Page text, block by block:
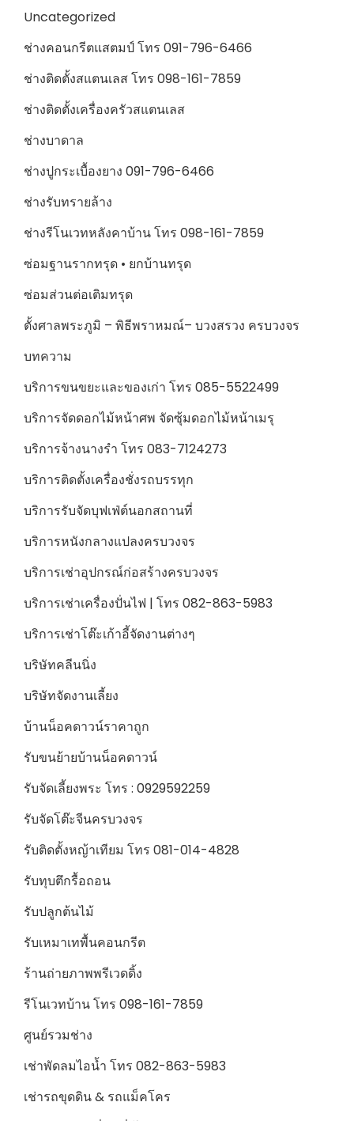
Uncategorized
ช่างคอนกรีตแสตมป์ โทร 091-796-6466
ช่างติดตั้งสแตนเลส โทร 098-161-7859
ช่างติดตั้งเครื่องครัวสแตนเลส
ช่างบาดาล
ช่างปูกระเบื้องยาง 091-796-6466
ช่างรับทรายล้าง
ช่างรีโนเวทหลังคาบ้าน โทร 098-161-7859
ซ่อมฐานรากทรุด • ยกบ้านทรุด
ซ่อมส่วนต่อเติมทรุด
ตั้งศาลพระภูมิ – พิธีพราหมณ์– บวงสรวง ครบวงจร
บทความ
บริการขนขยะและของเก่า โทร 085-5522499
บริการจัดดอกไม้หน้าศพ จัดซุ้มดอกไม้หน้าเมรุ
บริการจ้างนางรำ โทร 083-7124273
บริการติดตั้งเครื่องชั่งรถบรรทุก
บริการรับจัดบุฟเฟ่ต์นอกสถานที่
บริการหนังกลางแปลงครบวงจร
บริการเช่าอุปกรณ์ก่อสร้างครบวงจร
บริการเช่าเครื่องปั่นไฟ | โทร 082-863-5983
บริการเช่าโต๊ะเก้าอี้จัดงานต่างๆ
บริษัทคลีนนิ่ง
บริษัทจัดงานเลี้ยง
บ้านน็อคดาวน์ราคาถูก
รับขนย้ายบ้านน็อคดาวน์
รับจัดเลี้ยงพระ โทร : 0929592259
รับจัดโต๊ะจีนครบวงจร
รับติดตั้งหญ้าเทียม โทร 081-014-4828
รับทุบตึกรื้อถอน
รับปลูกต้นไม้
รับเหมาเทพื้นคอนกรีต
ร้านถ่ายภาพพรีเวดดิ้ง
รีโนเวทบ้าน โทร 098-161-7859
ศูนย์รวมช่าง
เช่าพัดลมไอน้ำ โทร 082-863-5983
เช่ารถขุดดิน & รถแม็คโคร